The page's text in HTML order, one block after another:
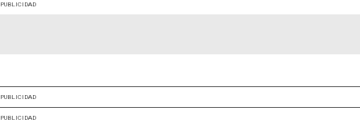
PUBLICIDAD
PUBLICIDAD
PUBLICIDAD